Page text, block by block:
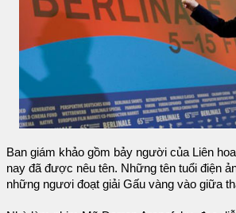
Ban giám khảo gồm bảy người của Liên
nay đã được nêu tên. Những tên tuổi điện
những ngươi đoạt giải Gấu vàng vào giữa